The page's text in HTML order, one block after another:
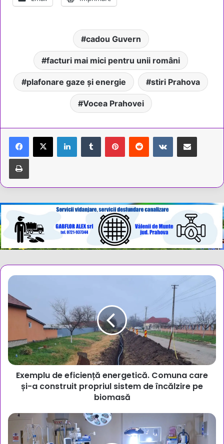
cadou Guvern
facturi mai mici pentru unii români
plafonare gaze și energie stiri Prahova
Vocea Prahovei
LinkedInTumblr PinterestReddit VKontakteShare via Email
Tipărește
Exemplu
eficiență
energetică.
Comuna
și-
a
construit
propriul
sistem
pe
biomasă
Exemplu de eficiență energetică. Comuna care
și-a construit propriul sistem de încălzire pe
biomasă
Spitalul
Pediatrie